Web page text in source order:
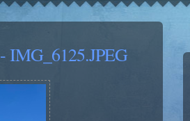
- IMG_6125.JPEG